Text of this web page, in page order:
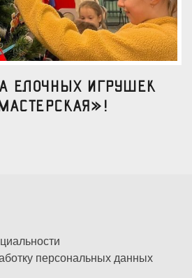
елочных игрушек
персональных данных